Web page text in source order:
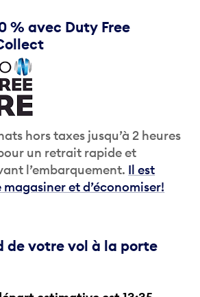
hors taxes jusqu’à 2 heures
un retrait rapide et
l’embarquement.Il est
et d’économiser!